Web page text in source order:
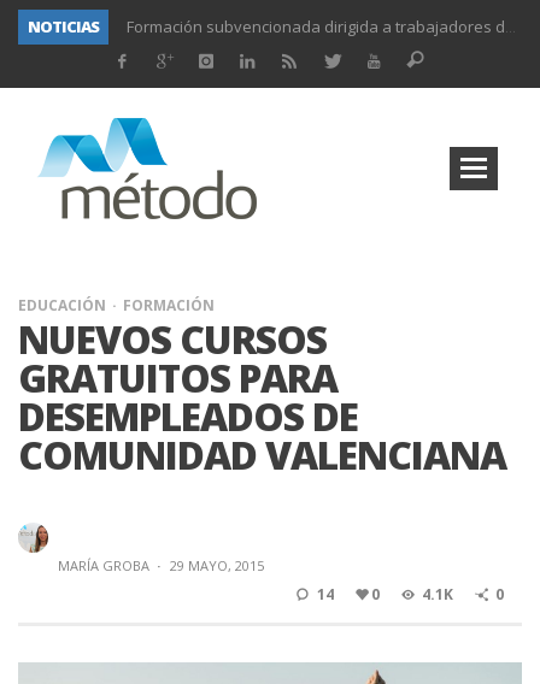
NOTICIAS
Cursos subvencionados para trabajadores de administración y comercio
EDUCACIÓN FORMACIÓN
NUEVOS CURSOS
GRATUITOS PARA
DESEMPLEADOS DE
COMUNIDAD VALENCIANA
MARÍA GROBA · 29 MAYO, 2015
14 0 4.1K 0